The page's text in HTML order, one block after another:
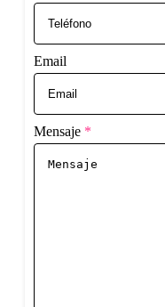
Email
Mensaje *